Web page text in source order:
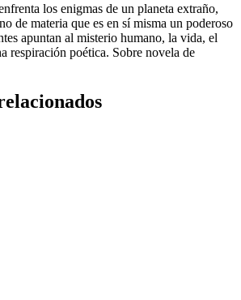
los enigmas de un planeta extraño,
de materia que es en sí misma un poderoso
apuntan al misterio humano, la vida, el
respiración poética. Sobre novela de